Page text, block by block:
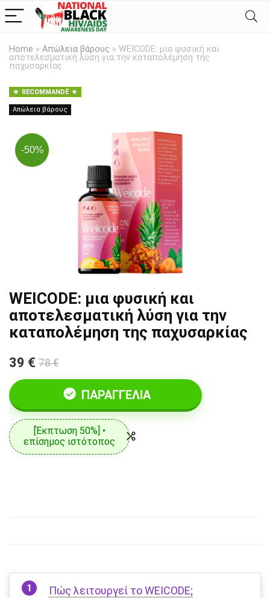
Home » Απώλεια βάρους » WEICODE: μια φυσική και
αποτελεσματική λύση για την καταπολέμηση της
παχυσαρκίας
RECOMMANDÉ
Απώλεια βάρους
-50%
WEICODE: μια φυσική και
αποτελεσματική λύση για την
καταπολέμηση της παχυσαρκίας
39 € 78 €
ΠΑΡΑΓΓΕΛΊΑ
[Έκπτωση 50%] •
επίσημος ιστότοπος
Πώς λειτουργεί το WEICODE;